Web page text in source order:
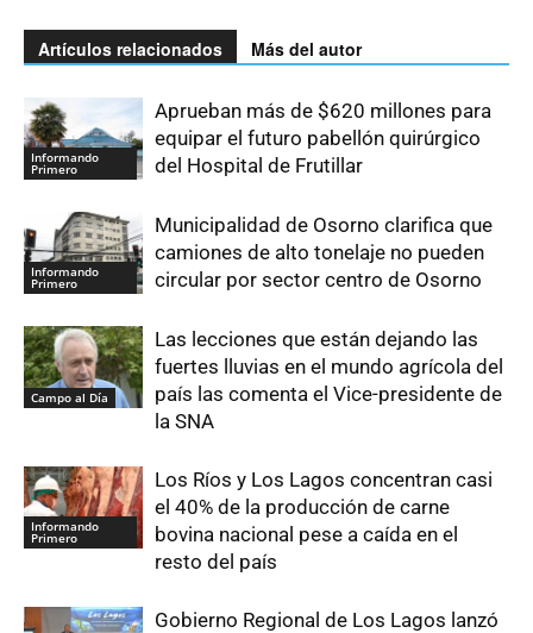
Artículos relacionados Más del autor
Informando
Primero
Aprueban más de $620 millones para
equipar el futuro pabellón quirúrgico
del Hospital de Frutillar
Informando
Primero
Municipalidad de Osorno clarifica que
camiones de alto tonelaje no pueden
circular por sector centro de Osorno
Campo al Día
Las lecciones que están dejando las
fuertes lluvias en el mundo agrícola del
país las comenta el Vice-presidente de
la SNA
Informando
Primero
Los Ríos y Los Lagos concentran casi
el 40% de la producción de carne
bovina nacional pese a caída en el
resto del país
Gobierno Regional de Los Lagos lanzó